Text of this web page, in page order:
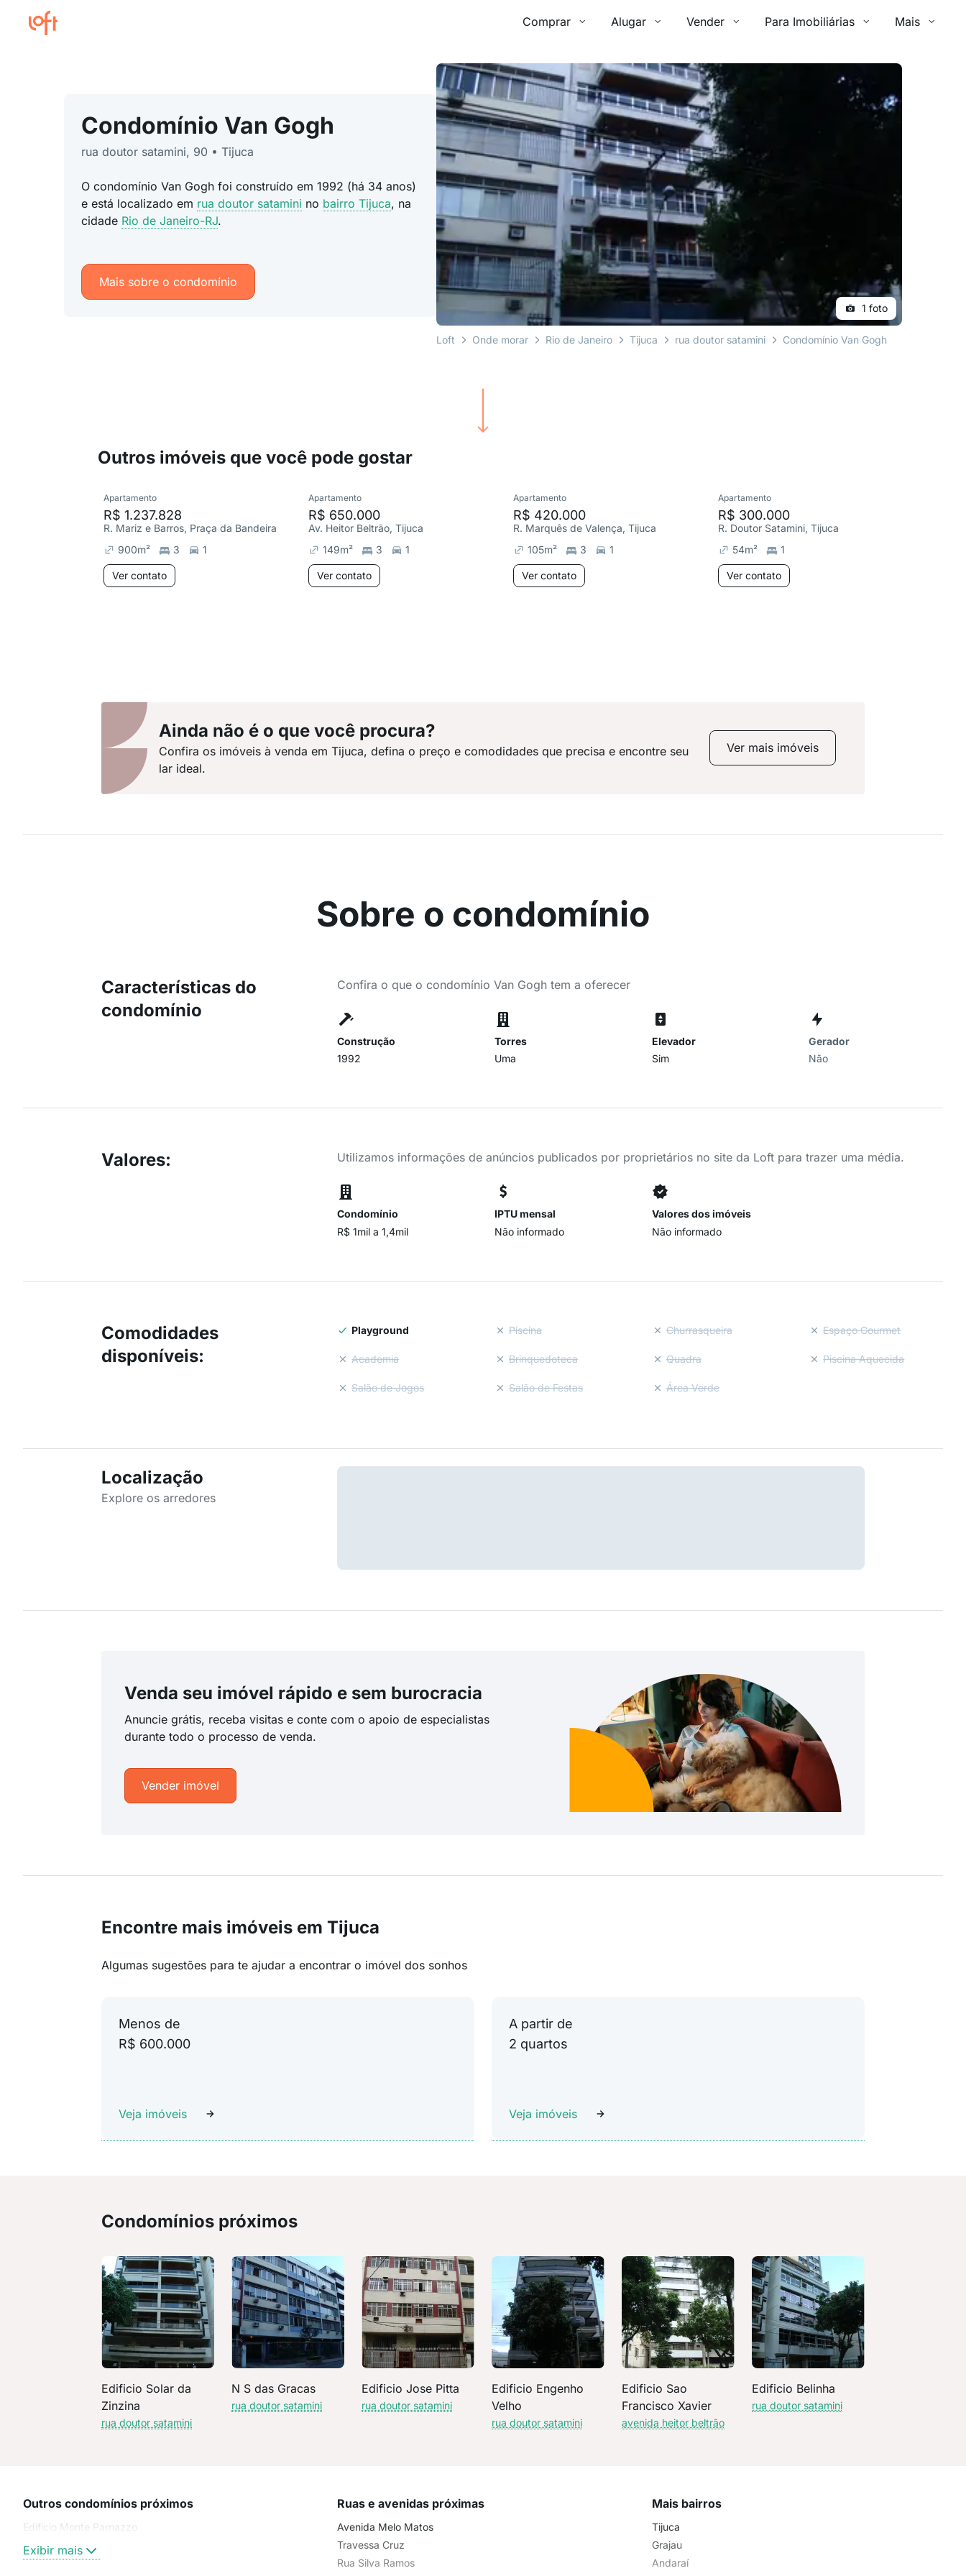
Comprar Alugar Vender Para Imobiliárias Mais
Condomínio Van Gogh
rua doutor satamini, 90 • Tijuca
O condomínio Van Gogh foi construído em 1992 (há 34 anos)
e está localizado em rua doutor satamini no bairro Tijuca, na
cidade Rio de Janeiro-RJ.
Mais sobre o condomínio
1 foto
Loft Onde morar Rio de Janeiro Tijuca rua doutor satamini Condomínio Van Gogh
Outros imóveis que você pode gostar
Apartamento
R$ 1.237.828
R. Mariz e Barros, Praça da Bandeira
900m² 3 1
Ver contato
Apartamento
R$ 650.000
Av. Heitor Beltrão, Tijuca
149m² 3 1
Ver contato
Apartamento
R$ 420.000
R. Marquês de Valença, Tijuca
105m² 3 1
Ver contato
Apartamento
R$ 300.000
R. Doutor Satamini, Tijuca
54m² 1
Ver contato
Ainda não é o que você procura?
Confira os imóveis à venda em Tijuca, defina o preço e comodidades que precisa e encontre seu
lar ideal.
Ver mais imóveis
Sobre o condomínio
Características do
condomínio
Confira o que o condomínio Van Gogh tem a oferecer
Construção
1992
Torres
Uma
Elevador
Sim
Gerador
Não
Valores: Utilizamos informações de anúncios publicados por proprietários no site da Loft para trazer uma média.
Condomínio
R$ 1mil a 1,4mil
IPTU mensal
Não informado
Valores dos imóveis
Não informado
Comodidades
disponíveis:
Playground Piscina Churrasqueira Espaço Gourmet
Academia Brinquedoteca Quadra Piscina Aquecida
Salão de Jogos Salão de Festas Área Verde
Localização
Explore os arredores
Venda seu imóvel rápido e sem burocracia
Anuncie grátis, receba visitas e conte com o apoio de especialistas
durante todo o processo de venda.
Vender imóvel
Encontre mais imóveis em Tijuca
Algumas sugestões para te ajudar a encontrar o imóvel dos sonhos
Menos de
R$ 600.000
Veja imóveis
A partir de
2 quartos
Veja imóveis
Condomínios próximos
Edificio Solar da
Zinzina
rua doutor satamini
N S das Gracas
rua doutor satamini
Edificio Jose Pitta
rua doutor satamini
Edificio Engenho
Velho
rua doutor satamini
Edificio Sao
Francisco Xavier
avenida heitor beltrão
Edificio Belinha
rua doutor satamini
Outros condomínios próximos
Edificio Monte Parnazzo
Exibir mais
Ruas e avenidas próximas
Avenida Melo Matos
Travessa Cruz
Rua Silva Ramos
Mais bairros
Tijuca
Grajau
Andaraí